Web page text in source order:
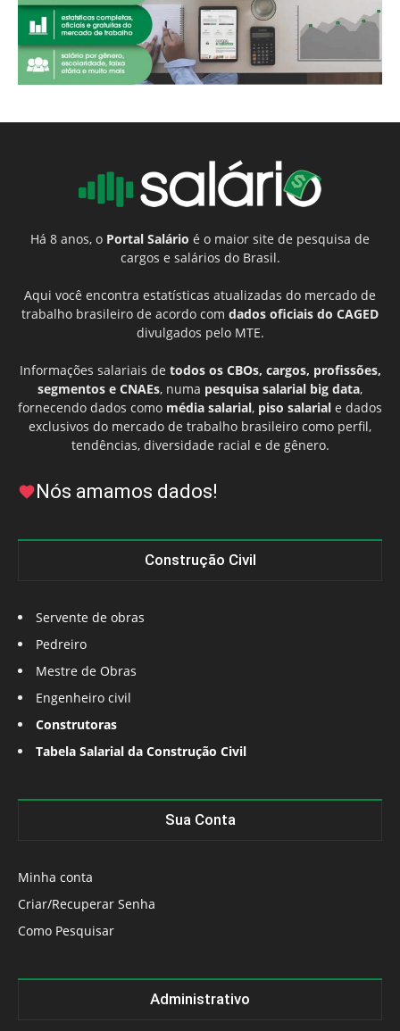
Há 8 anos, o Portal Salário é o maior site de pesquisa de
cargos e salários do Brasil.
Aqui você encontra estatísticas atualizadas do mercado de
trabalho brasileiro de acordo com dados oficiais do CAGED
divulgados pelo MTE.
Informações salariais de todos os CBOs, cargos, profissões,
segmentos e CNAEs, numa pesquisa salarial big data,
fornecendo dados como média salarial, piso salarial e dados
exclusivos do mercado de trabalho brasileiro como perfil,
tendências, diversidade racial e de gênero.
Nós amamos dados!
Construção Civil
Servente de obras
Pedreiro
Mestre de Obras
Engenheiro civil
Construtoras
Tabela Salarial da Construção Civil
Sua Conta
Minha conta
Criar/Recuperar Senha
Como Pesquisar
Administrativo